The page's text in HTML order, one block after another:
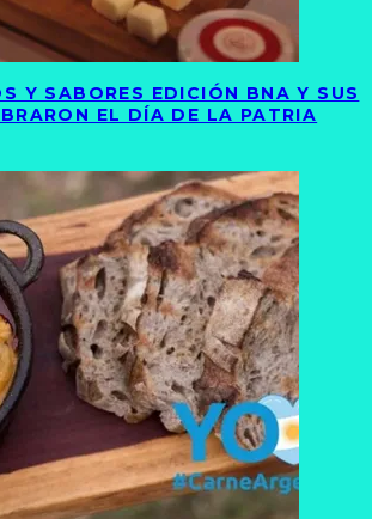
Y SABORES EDICIÓN BNA Y SUS
EL DÍA DE LA PATRIA